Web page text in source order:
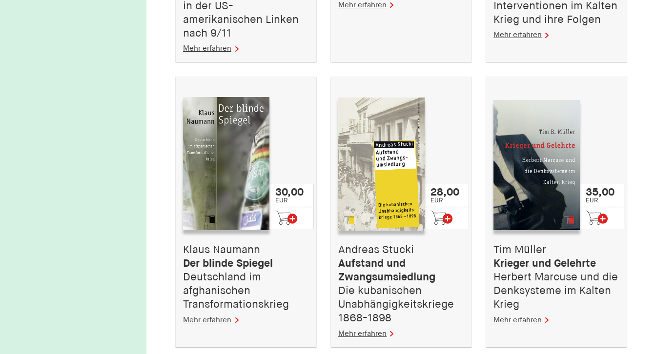
in der US-
amerikanischen Linken
nach 9/11
Mehr erfahren
Mehr erfahren
Interventionen im Kalten
Krieg und ihre Folgen
Mehr erfahren
30,00
EUR
Klaus Naumann
Der blinde Spiegel
Deutschland im
afghanischen
Transformationskrieg
Mehr erfahren
28,00
EUR
Andreas Stucki
Aufstand und
Zwangsumsiedlung
Die kubanischen
Unabhängigkeitskriege
1868-1898
Mehr erfahren
35,00
EUR
Tim Müller
Krieger und Gelehrte
Herbert Marcuse und die
Denksysteme im Kalten
Krieg
Mehr erfahren